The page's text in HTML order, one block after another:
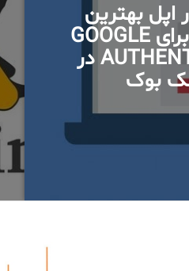
اپل بهترین
جایگزین برای GOOGLE
AUTHENTICATOR در
بوک